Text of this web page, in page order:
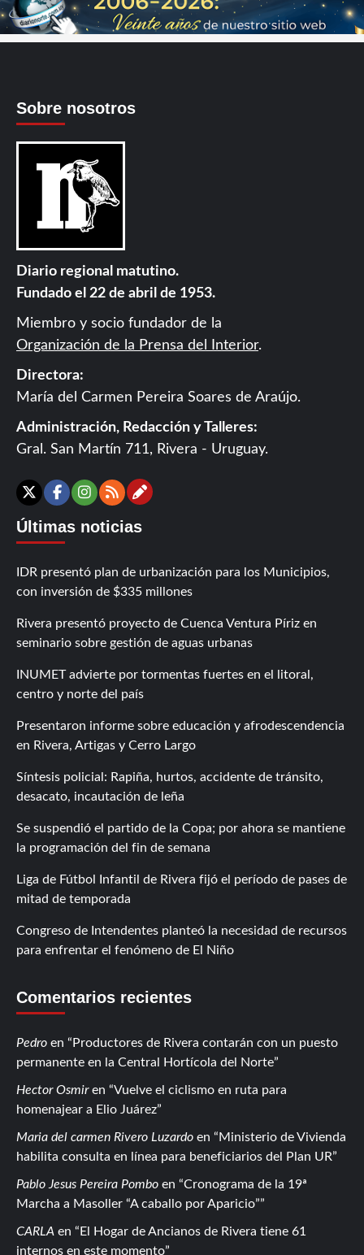
Sobre nosotros
Diario regional matutino.
Fundado el 22 de abril de 1953.
Miembro y socio fundador de la
Organización de la Prensa del Interior.
Directora:
María del Carmen Pereira Soares de Araújo.
Administración, Redacción y Talleres:
Gral. San Martín 711, Rivera - Uruguay.
X Facebook
Instagram
RSSContáctanos
Últimas noticias
IDR presentó plan de urbanización para los Municipios,
con inversión de $335 millones
Rivera presentó proyecto de Cuenca Ventura Píriz en
seminario sobre gestión de aguas urbanas
INUMET advierte por tormentas fuertes en el litoral,
centro y norte del país
Presentaron informe sobre educación y afrodescendencia
en Rivera, Artigas y Cerro Largo
Síntesis policial: Rapiña, hurtos, accidente de tránsito,
desacato, incautación de leña
Se suspendió el partido de la Copa; por ahora se mantiene
la programación del fin de semana
Liga de Fútbol Infantil de Rivera fijó el período de pases de
mitad de temporada
Congreso de Intendentes planteó la necesidad de recursos
para enfrentar el fenómeno de El Niño
Comentarios recientes
Pedro en
Productores de Rivera contarán con un puesto
permanente en la Central Hortícola del Norte
Hector Osmiren
Vuelve el ciclismo en ruta para
homenajear a Elio Juárez
Maria del carmen Rivero Luzardo en
Ministerio de Vivienda
habilita consulta en línea para beneficiarios del Plan UR
Pablo Jesus Pereira Pombo en
Cronograma de la 19ª
Marcha a Masoller “A caballo por Aparicio”
CARLA en
El Hogar de Ancianos de Rivera tiene 61
internos en este momento